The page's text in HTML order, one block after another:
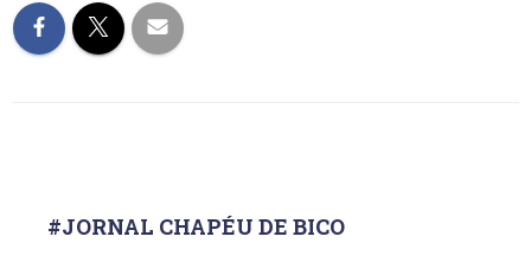
#JORNAL CHAPÉU DE BICO